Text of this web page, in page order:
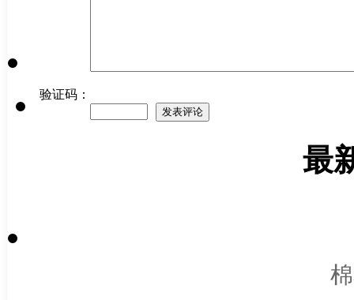
验证码：
最